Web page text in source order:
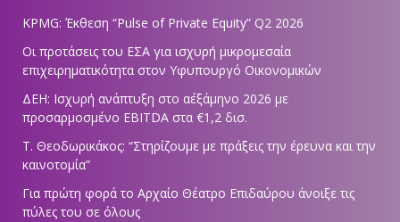
KPMG: Έκθεση “Pulse of Private Equity” Q2 2026
Οι προτάσεις του ΕΣΑ για ισχυρή μικρομεσαία
επιχειρηματικότητα στον Υφυπουργό Οικονομικών
ΔΕΗ: Ισχυρή ανάπτυξη στο α΄εξάμηνο 2026 με
προσαρμοσμένο EBITDA στα €1,2 δισ.
Τ. Θεοδωρικάκος: “Στηρίζουμε με πράξεις την έρευνα και την
καινοτομία”
Για πρώτη φορά το Αρχαίο Θέατρο Επιδαύρου άνοιξε τις
πύλες του σε όλους